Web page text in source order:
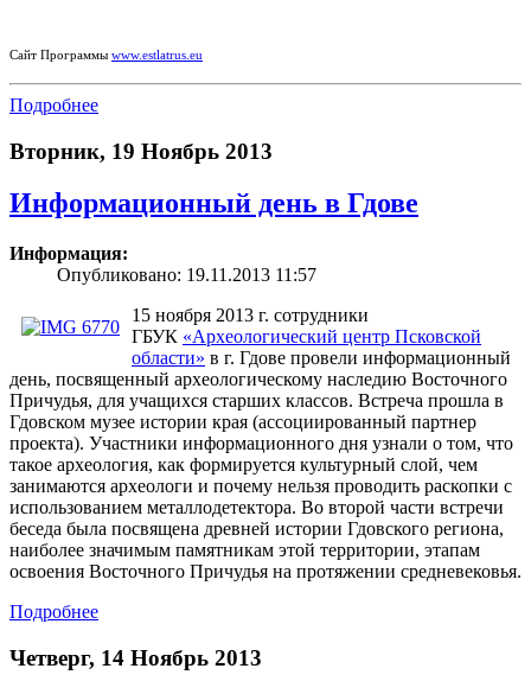
Сайт Программы www.estlatrus.eu
Подробнее
Вторник, 19 Ноябрь 2013
Информационный день в Гдове
Информация:
Опубликовано: 19.11.2013 11:57
15 ноября 2013 г. сотрудники
ГБУК «Археологический центр Псковской
области» в г. Гдове провели информационный
день, посвященный археологическому наследию Восточного
Причудья, для учащихся старших классов. Встреча прошла в
Гдовском музее истории края (ассоциированный партнер
проекта). Участники информационного дня узнали о том, что
такое археология, как формируется культурный слой, чем
занимаются археологи и почему нельзя проводить раскопки с
использованием металлодетектора. Во второй части встречи
беседа была посвящена древней истории Гдовского региона,
наиболее значимым памятникам этой территории, этапам
освоения Восточного Причудья на протяжении средневековья.
Подробнее
Четверг, 14 Ноябрь 2013